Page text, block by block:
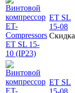
ET SL
15-08
Скидка
ET SL